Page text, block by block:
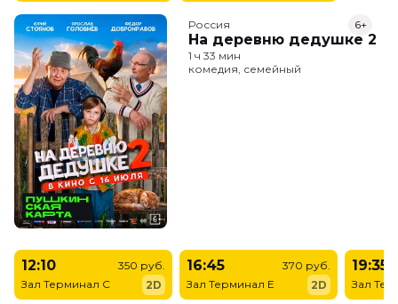
Россия
На деревню дедушке 2
6+
1 ч 33 мин
комедия, семейный
12:10
Зал Терминал C
350 руб.
2D
16:45
Зал Терминал E
370 руб.
2D
19:35
Зал